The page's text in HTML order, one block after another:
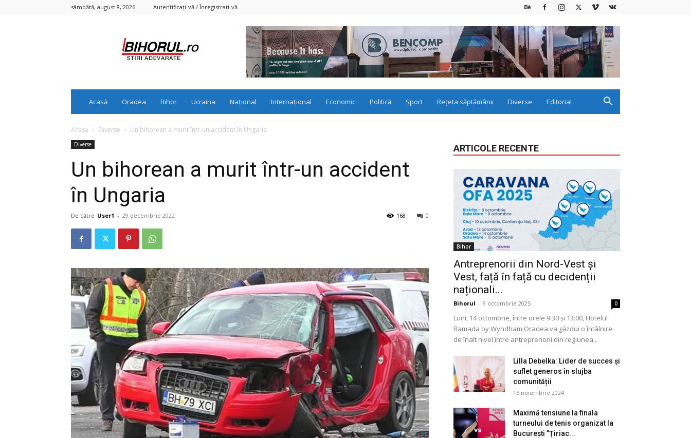
sâmbătă, august 8, 2026 Autentificați-vă / Înregistrați-vă
Acasă Oradea Bihor Ucraina Național Internațional Economic Politică Sport Rețeta săptămânii Diverse Editorial
Acasă Diverse Un bihorean a murit într-un accident în Ungaria
Diverse
Un bihorean a murit într-un accident
în Ungaria
De către User1 - 29 decembrie 2022 0
168
ARTICOLE RECENTE
Bihor
Antreprenorii din Nord-Vest și
Vest, față în față cu decidenții
naționali...
Bihorul - 9 octombrie 2025 0
Luni, 14 octombrie, între orele 9:30 și 13:00, Hotelul
Ramada by Wyndham Oradea va găzdui o întâlnire
de înalt nivel între antreprenorii din regiunea...
Lilla Debelka: Lider de succes și
suflet generos în slujba
comunității
15 noiembrie 2024
Maximă tensiune la finala
turneului de tenis organizat la
București ”Țiriac...